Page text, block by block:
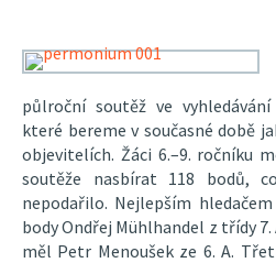
půlroční soutěž ve
které bereme v současné době
objevitelích. Žáci 6.–9. ročníku
soutěže nasbírat 118 bodů,
nepodařilo. Nejlepším
body Ondřej Mühlhandel z třídy
měl Petr Menoušek ze 6. A.